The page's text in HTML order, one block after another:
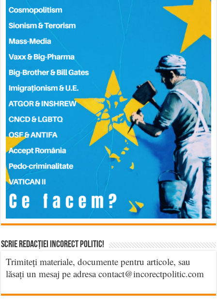
Scrie Redacției Incorect Politic!
Trimiteți materiale, documente pentru articole, sau
lăsați un mesaj pe adresa contact@incorectpolitic.com